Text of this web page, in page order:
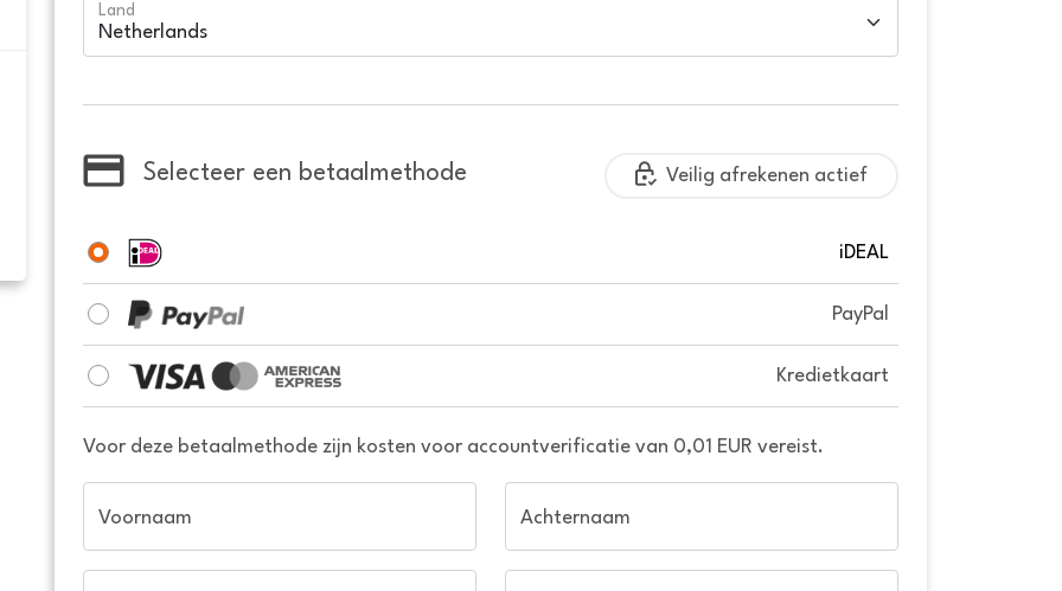
Land
Selecteer een betaalmethode Veilig afrekenen actief
iDEAL
PayPal
Kredietkaart
Voor deze betaalmethode zijn kosten voor accountverificatie van 0,01 EUR vereist.
Voornaam Achternaam